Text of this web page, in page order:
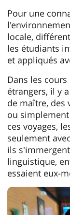
Pour une
locale,
les étudiants
et appliqués
Dans les
étrangers, il y
de maître, des
ou
ces voyages,
seulement
ils
linguistique,
essaient eux-